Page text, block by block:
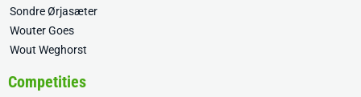
Sondre Ørjasæter
Wouter Goes
Wout Weghorst
Competities